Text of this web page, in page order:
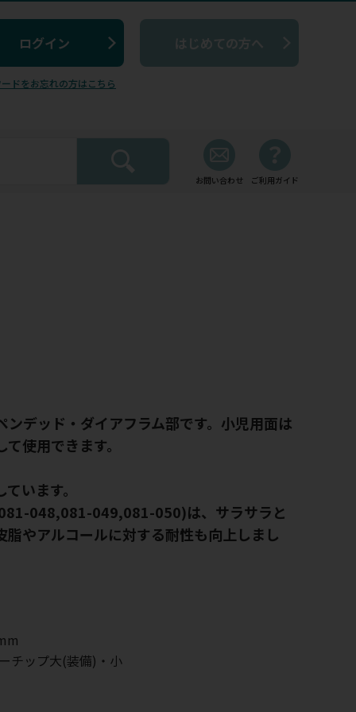
ドをお忘れの方はこちら
はじめての方へ
お問い合わせ ご利用ガイド
デッド・ダイアフラム部です。小児用面は
使用できます。
います。
048,081-049,081-050)は、サラサラと
やアルコールに対する耐性も向上しまし
チップ大(装備)・小